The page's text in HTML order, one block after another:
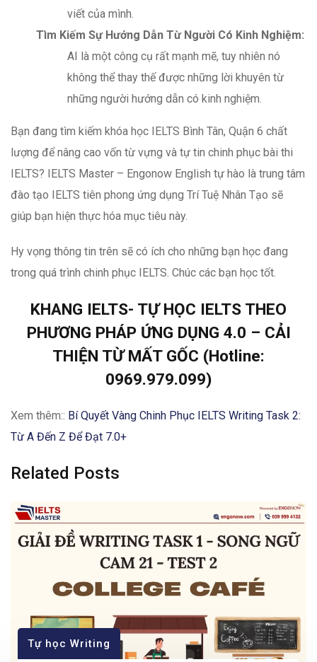
viết của mình.
Tìm Kiếm Sự Hướng Dẫn Từ Người Có Kinh Nghiệm:
AI là một công cụ rất mạnh mẽ, tuy nhiên nó
không thể thay thế được những lời khuyên từ
những người hướng dẫn có kinh nghiệm.
Bạn đang tìm kiếm khóa học IELTS Bình Tân, Quận 6 chất
lượng để nâng cao vốn từ vựng và tự tin chinh phục bài thi
IELTS? IELTS Master – Engonow English tự hào là trung tâm
đào tạo IELTS tiên phong ứng dụng Trí Tuệ Nhân Tạo sẽ
giúp bạn hiện thực hóa mục tiêu này.
Hy vọng thông tin trên sẽ có ích cho những bạn học đang
trong quá trình chinh phục IELTS. Chúc các bạn học tốt.
KHANG IELTS- TỰ HỌC IELTS THEO
PHƯƠNG PHÁP ỨNG DỤNG 4.0 – CẢI
THIỆN TỪ MẤT GỐC (Hotline:
0969.979.099)
Xem thêm:: Bí Quyết Vàng Chinh Phục IELTS Writing Task 2:
Từ A Đến Z Để Đạt 7.0+
Related Posts
Tự học Writing